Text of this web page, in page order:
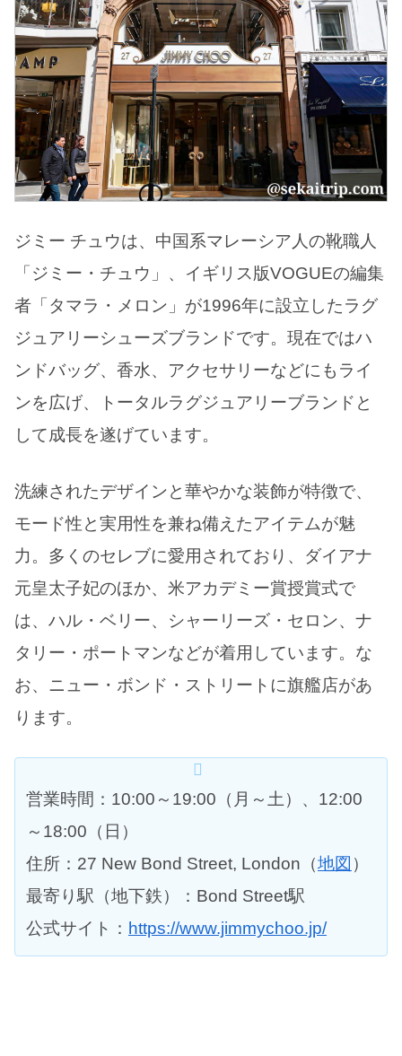
ジミー チュウは、中国系マレーシア人の靴職人
「ジミー・チュウ」、イギリス版VOGUEの編集
者「タマラ・メロン」が1996年に設立したラグ
ジュアリーシューズブランドです。現在ではハ
ンドバッグ、香水、アクセサリーなどにもライ
ンを広げ、トータルラグジュアリーブランドと
して成長を遂げています。
洗練されたデザインと華やかな装飾が特徴で、
モード性と実用性を兼ね備えたアイテムが魅
力。多くのセレブに愛用されており、ダイアナ
元皇太子妃のほか、米アカデミー賞授賞式で
は、ハル・ベリー、シャーリーズ・セロン、ナ
タリー・ポートマンなどが着用しています。な
お、ニュー・ボンド・ストリートに旗艦店があ
ります。
営業時間：10:00～19:00（月～土）、12:00
～18:00（日）
住所：27 New Bond Street, London（地図 ）
最寄り駅（地下鉄）：Bond Street駅
公式サイト： https://www.jimmychoo.jp/